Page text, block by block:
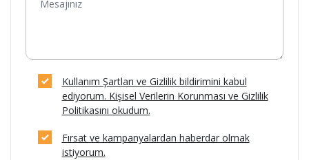
Kullanım Şartları ve Gizlilik bildirimini kabul
ediyorum. Kişisel Verilerin Korunması ve Gizlilik
Politikasını okudum.
Fırsat ve kampanyalardan haberdar olmak
istiyorum.